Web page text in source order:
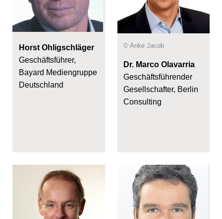
Horst Ohligschläger
Geschäftsführer,
Bayard Mediengruppe
Deutschland
© Anke Jacob
Dr. Marco Olavarria
Geschäftsführender
Gesellschafter, Berlin
Consulting